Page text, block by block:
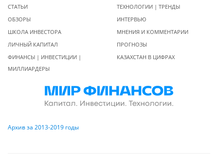
СТАТЬИ
ОБЗОРЫ
ШКОЛА ИНВЕСТОРА
ЛИЧНЫЙ КАПИТАЛ
ФИНАНСЫ | ИНВЕСТИЦИИ |
МИЛЛИАРДЕРЫ
ТЕХНОЛОГИИ | ТРЕНДЫ
ИНТЕРВЬЮ
МНЕНИЯ И КОММЕНТАРИИ
ПРОГНОЗЫ
КАЗАХСТАН В ЦИФРАХ
Архив за 2013-2019 годы